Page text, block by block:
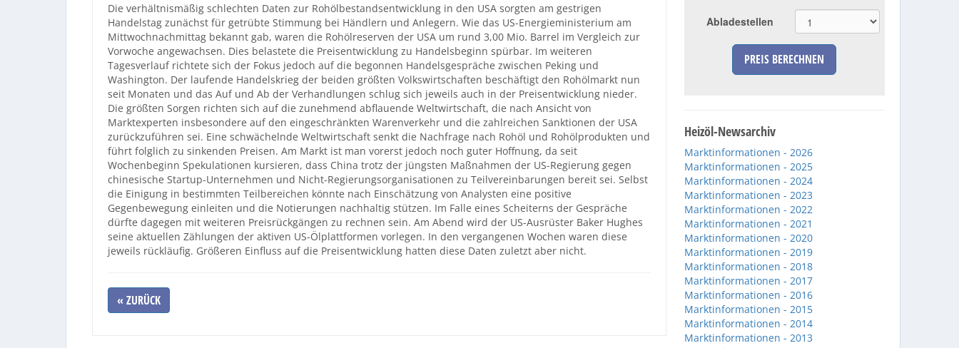
Die verhältnismäßig schlechten Daten zur Rohölbestandsentwicklung in den USA sorgten am gestrigen
Handelstag zunächst für getrübte Stimmung bei Händlern und Anlegern. Wie das US-Energieministerium am
Mittwochnachmittag bekannt gab, waren die Rohölreserven der USA um rund 3,00 Mio. Barrel im Vergleich zur
Vorwoche angewachsen. Dies belastete die Preisentwicklung zu Handelsbeginn spürbar. Im weiteren
Tagesverlauf richtete sich der Fokus jedoch auf die begonnen Handelsgespräche zwischen Peking und
Washington. Der laufende Handelskrieg der beiden größten Volkswirtschaften beschäftigt den Rohölmarkt nun
seit Monaten und das Auf und Ab der Verhandlungen schlug sich jeweils auch in der Preisentwicklung nieder.
Die größten Sorgen richten sich auf die zunehmend abflauende Weltwirtschaft, die nach Ansicht von
Marktexperten insbesondere auf den eingeschränkten Warenverkehr und die zahlreichen Sanktionen der USA
zurückzuführen sei. Eine schwächelnde Weltwirtschaft senkt die Nachfrage nach Rohöl und Rohölprodukten und
führt folglich zu sinkenden Preisen. Am Markt ist man vorerst jedoch noch guter Hoffnung, da seit
Wochenbeginn Spekulationen kursieren, dass China trotz der jüngsten Maßnahmen der US-Regierung gegen
chinesische Startup-Unternehmen und Nicht-Regierungsorganisationen zu Teilvereinbarungen bereit sei. Selbst
die Einigung in bestimmten Teilbereichen könnte nach Einschätzung von Analysten eine positive
Gegenbewegung einleiten und die Notierungen nachhaltig stützen. Im Falle eines Scheiterns der Gespräche
dürfte dagegen mit weiteren Preisrückgängen zu rechnen sein. Am Abend wird der US-Ausrüster Baker Hughes
seine aktuellen Zählungen der aktiven US-Ölplattformen vorlegen. In den vergangenen Wochen waren diese
jeweils rückläufig. Größeren Einfluss auf die Preisentwicklung hatten diese Daten zuletzt aber nicht.
« ZURÜCK
Abladestellen
PREIS BERECHNEN
Heizöl-Newsarchiv
Marktinformationen - 2026
Marktinformationen - 2025
Marktinformationen - 2024
Marktinformationen - 2023
Marktinformationen - 2022
Marktinformationen - 2021
Marktinformationen - 2020
Marktinformationen - 2019
Marktinformationen - 2018
Marktinformationen - 2017
Marktinformationen - 2016
Marktinformationen - 2015
Marktinformationen - 2014
Marktinformationen - 2013